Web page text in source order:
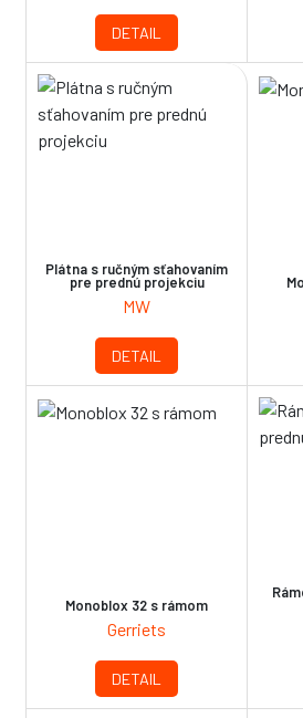
DETAIL
Plátna s ručným sťahovaním
pre prednú projekciu
MW
DETAIL
Monoblox 32 s rámom
Gerriets
DETAIL